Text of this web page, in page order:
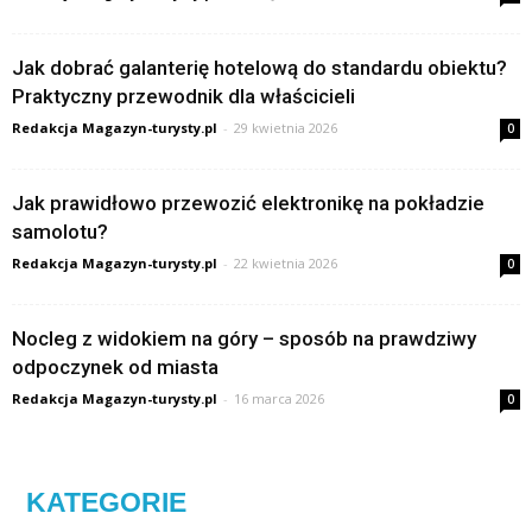
Jak dobrać galanterię hotelową do standardu obiektu?
Praktyczny przewodnik dla właścicieli
Redakcja Magazyn-turysty.pl - 29 kwietnia 2026 0
Jak prawidłowo przewozić elektronikę na pokładzie
samolotu?
Redakcja Magazyn-turysty.pl - 22 kwietnia 2026 0
Nocleg z widokiem na góry – sposób na prawdziwy
odpoczynek od miasta
Redakcja Magazyn-turysty.pl - 16 marca 2026 0
KATEGORIE